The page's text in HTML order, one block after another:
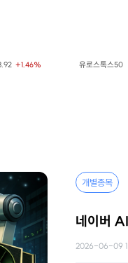
+1.46% 유로스톡스50
개별종목
네이버
2026-06-09